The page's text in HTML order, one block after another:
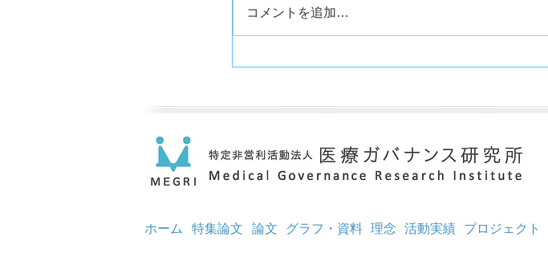
コメントを追加…
ホーム 特集論文 論文 グラフ・資料 理念 活動実績 プロジェクト